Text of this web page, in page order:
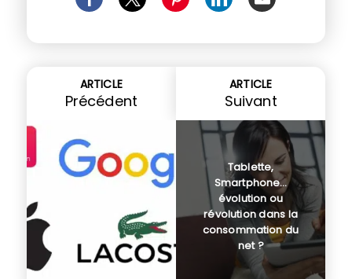
ARTICLE
Précédent
ARTICLE
Suivant
Tablette,
Smartphone…
évolution ou
révolution dans la
consommation du
net ?